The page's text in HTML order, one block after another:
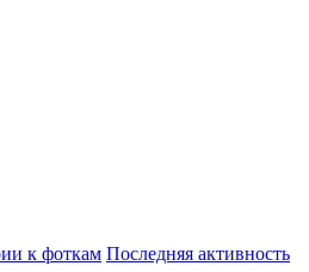
к фоткам Последняя активность